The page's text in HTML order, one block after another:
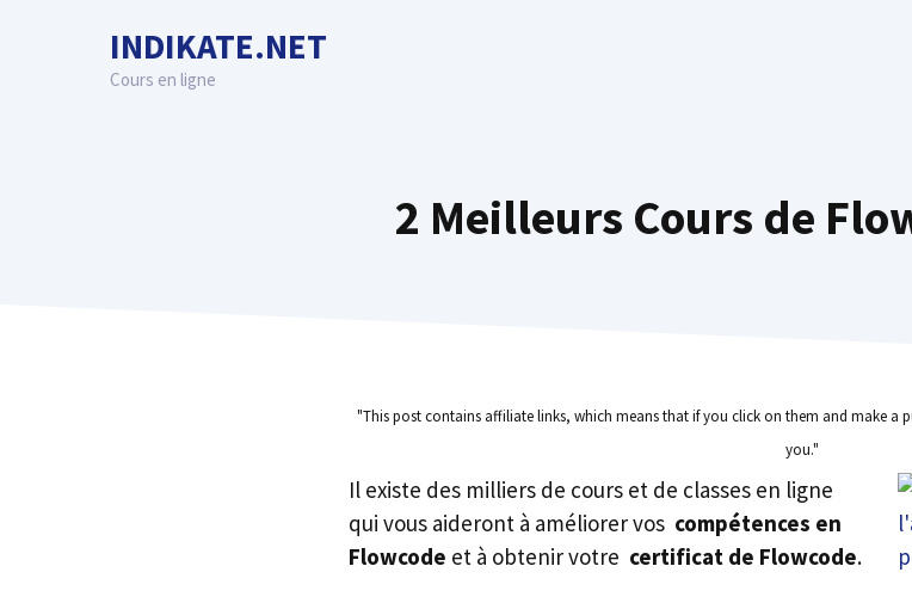
INDIKATE.NET
Cours en ligne
2 Meilleurs Cours de
"This post contains affiliate links, which means that if you click on them and make a
you."
Il existe des milliers de cours et de classes en ligne
qui vous aideront à améliorer vos compétences en
Flowcode et à obtenir votre certificat de Flowcode.